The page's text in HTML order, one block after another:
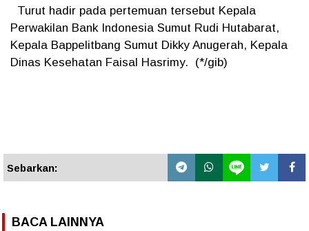
Turut hadir pada pertemuan tersebut Kepala
Perwakilan Bank Indonesia Sumut Rudi Hutabarat,
Kepala Bappelitbang Sumut Dikky Anugerah, Kepala
Dinas Kesehatan Faisal Hasrimy. (*/gib)
Sebarkan:
BACA LAINNYA